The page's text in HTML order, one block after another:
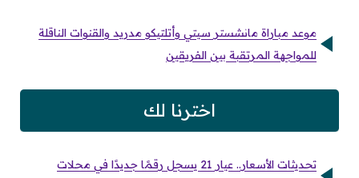
موعد مباراة مانشستر سيتي وأتلتيكو مدريد والقنوات الناقلة
للمواجهة المرتقبة بين الفريقين
اخترنا لك
تحديثات الأسعار.. عيار 21 يسجل رقمًا جديدًا في محلات